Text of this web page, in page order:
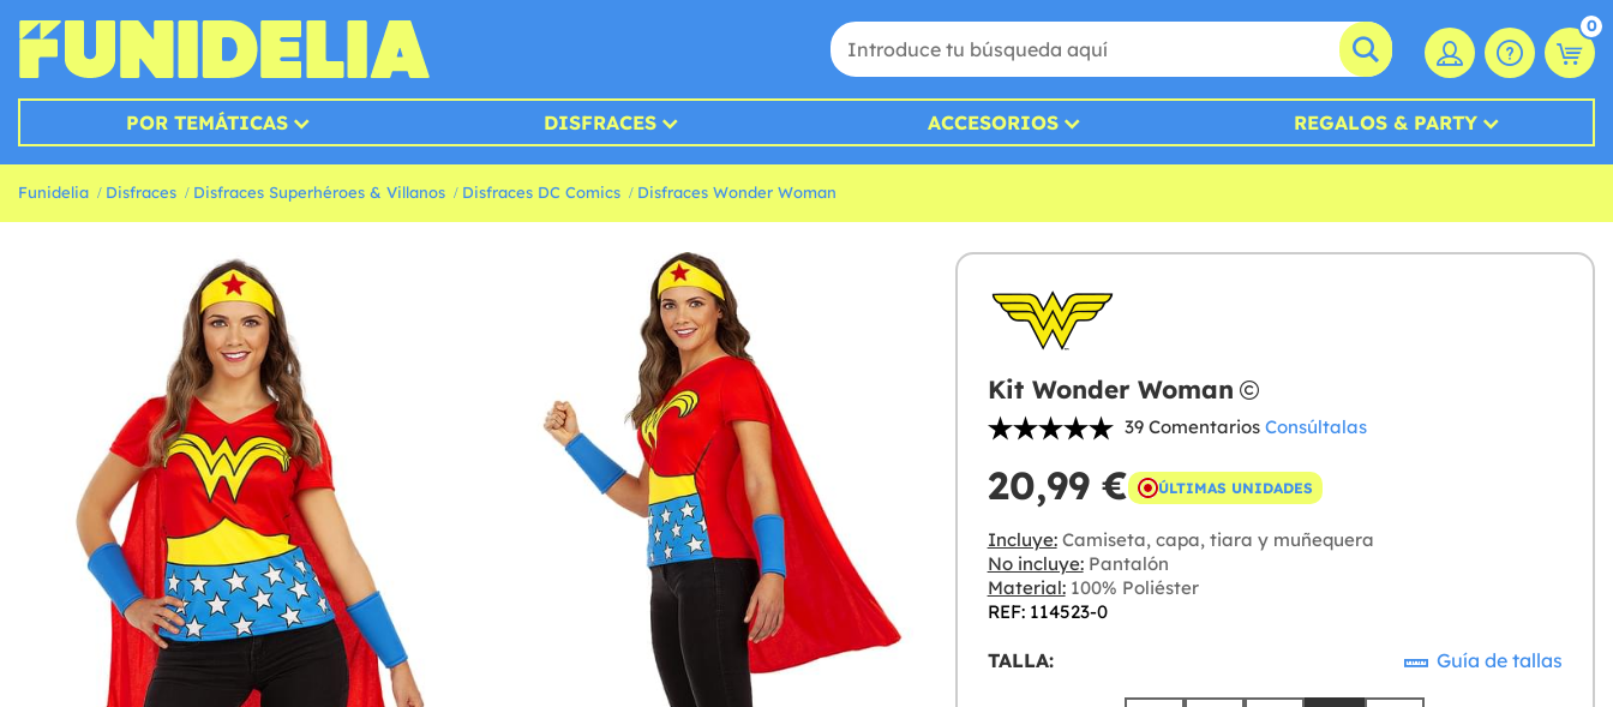
0
POR TEMÁTICAS DISFRACES ACCESORIOS REGALOS & PARTY
Funidelia Disfraces Disfraces Superhéroes & Villanos Disfraces DC Comics Disfraces Wonder Woman
Kit Wonder Woman
39 Comentarios Consúltalas
20,99 € ÚLTIMAS UNIDADES
Incluye:Camiseta, capa, tiara y muñequera
No incluye:Pantalón
Material:100% Poliéster
REF: 114523-0
TALLA: Guía de tallas